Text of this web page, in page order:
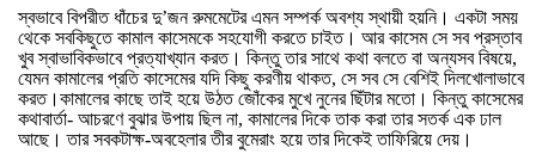
স্বভাবে বিপরীত ধাঁচের দু’জন রুমমেটের এমন সম্পর্ক অবশ্য স্থায়ী হয়নি। একটা সময়
থেকে সবকিছুতে কামাল কাসেমকে সহযোগী করতে চাইত। আর কাসেম সে সব প্রস্তাব
খুব স্বাভাবিকভাবে প্রত্যাখ্যান করত। কিন্তু তার সাথে কথা বলতে বা অন্যসব বিষয়ে,
যেমন কামালের প্রতি কাসেমের যদি কিছু করণীয় থাকত, সে সব সে বেশিই দিলখোলাভাবে
করত।কামালের কাছে তাই হয়ে উঠত জোঁকের মুখে নুনের ছিঁটার মতো। কিন্তু কাসেমের
কথাবার্তা- আচরণে বুঝার উপায় ছিল না, কামালের দিকে তাক করা তার সতর্ক এক ঢাল
আছে। তার সবকটাক্ষ-অবহেলার তীর বুমেরাং হয়ে তার দিকেই তাফিরিয়ে দেয়।